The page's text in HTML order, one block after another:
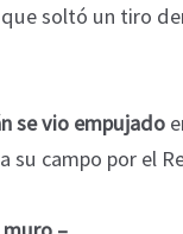
que soltó un tiro
se vio empujado
su campo por el